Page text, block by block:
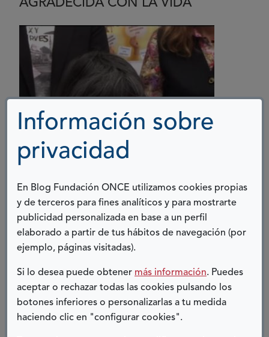
Información sobre
privacidad
En Blog Fundación ONCE utilizamos cookies propias
y de terceros para fines analíticos y para mostrarte
publicidad personalizada en base a un perfil
elaborado a partir de tus hábitos de navegación (por
ejemplo, páginas visitadas).
Si lo desea puede obtener más información. Puedes
aceptar o rechazar todas las cookies pulsando los
botones inferiores o personalizarlas a tu medida
haciendo clic en "configurar cookies".
AGRADECIDA CON LA VIDA
21 NOVIEMBRE, 2024
DERECHOS